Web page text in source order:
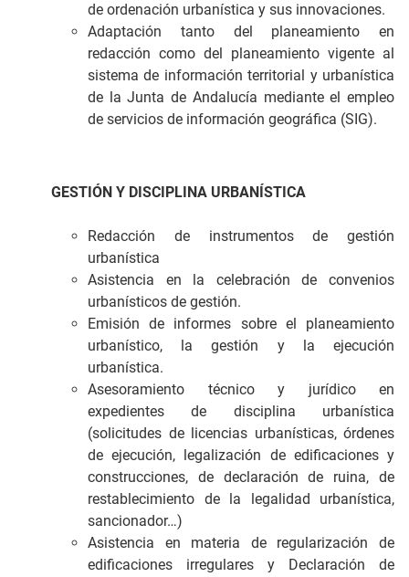
de ordenación urbanística y sus innovaciones.
Adaptación tanto del planeamiento en
redacción como del planeamiento vigente al
sistema de información territorial y urbanística
de la Junta de Andalucía mediante el empleo
de servicios de información geográfica (SIG).
GESTIÓN Y DISCIPLINA URBANÍSTICA
Redacción de instrumentos de gestión
urbanística
Asistencia en la celebración de convenios
urbanísticos de gestión.
Emisión de informes sobre el planeamiento
urbanístico, la gestión y la ejecución
urbanística.
Asesoramiento técnico y jurídico en
expedientes de disciplina urbanística
(solicitudes de licencias urbanísticas, órdenes
de ejecución, legalización de edificaciones y
construcciones, de declaración de ruina, de
restablecimiento de la legalidad urbanística,
sancionador…)
Asistencia en materia de regularización de
edificaciones irregulares y Declaración de